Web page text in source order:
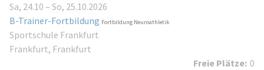
Sa, 24.10 – So, 25.10.2026
B-Trainer-Fortbildung Fortbildung Neuroathletik
Sportschule Frankfurt
Frankfurt, Frankfurt
0